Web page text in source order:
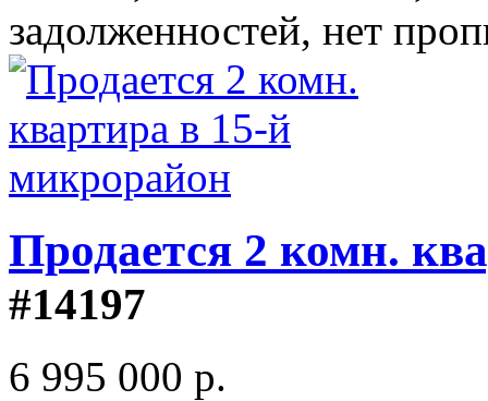
задолженностей, нет
Продается 2 комн.
#14197
6 995 000 р.